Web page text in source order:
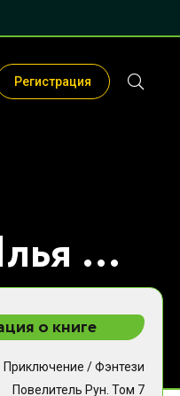
Регистрация
Повелитель Рун. Том 7 - Илья Сапунов
о книге
Приключение /Фэнтези
Повелитель Рун. Том 7